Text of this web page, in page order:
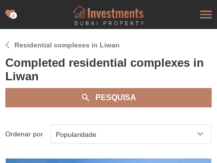
0
Residential complexes in Liwan
Completed residential complexes in
Liwan
PESQUISA
Ordenar por Popularidade